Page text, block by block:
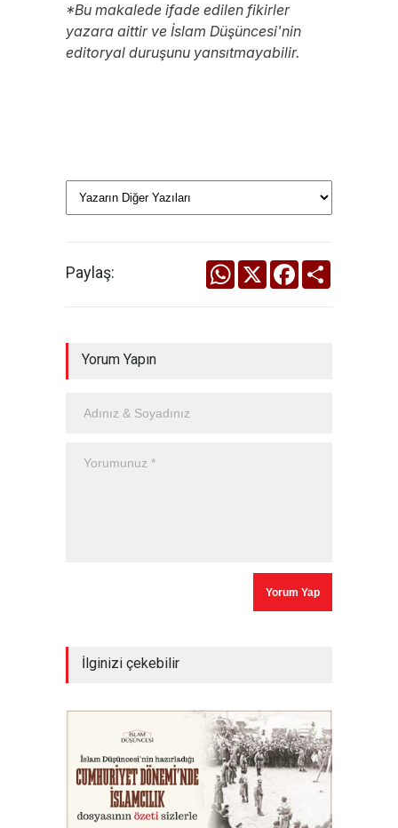
*Bu makalede ifade edilen fikirler
yazara aittir ve İslam Düşüncesi'nin
editoryal duruşunu yansıtmayabilir.
Paylaş: WhatsApp
X Facebook
Yorum Yapın
İlginizi çekebilir